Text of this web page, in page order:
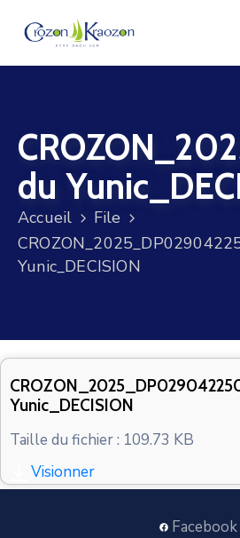
VIE
LOCALE
VIE
SOCIALE
TERRE
VOS
CONTACT
du
Accueil
File
Yunic_DECISION
Yunic_DECISION
Taille du fichier : 109.73 KB
Visionner
Facebook